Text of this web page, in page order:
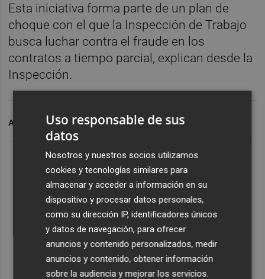
Esta iniciativa forma parte de un plan de
choque con el que la Inspección de Trabajo
busca luchar contra el fraude en los
contratos a tiempo parcial, explican desde la
Inspección.
ARCHIVADO EN EMPLEO
Uso responsable de sus
datos
Nosotros y nuestros socios utilizamos
cookies y tecnologías similares para
almacenar y acceder a información en su
dispositivo y procesar datos personales,
como su dirección IP, identificadores únicos
y datos de navegación, para ofrecer
anuncios y contenido personalizados, medir
anuncios y contenido, obtener información
sobre la audiencia y mejorar los servicios.